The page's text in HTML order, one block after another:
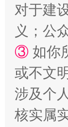
这
对于建
义；公
③ 如你
或不文
涉及个
核实属